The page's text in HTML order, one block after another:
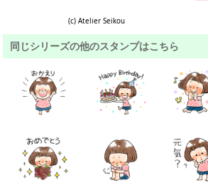
(c) Atelier Seikou
同じシリーズの他のスタンプはこちら